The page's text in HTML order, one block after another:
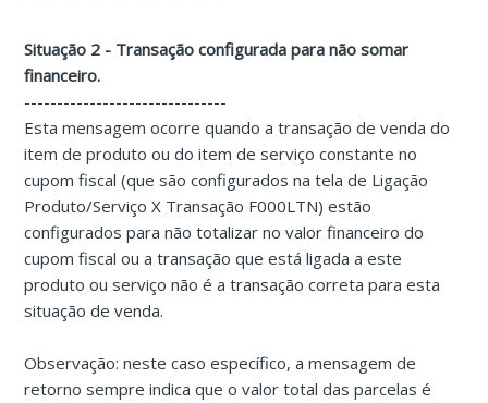
Situação 2 - Transação configurada para não somar
financeiro.
-------------------------------
Esta mensagem ocorre quando a transação de venda do
item de produto ou do item de serviço constante no
cupom fiscal (que são configurados na tela de Ligação
Produto/Serviço X Transação F000LTN) estão
configurados para não totalizar no valor financeiro do
cupom fiscal ou a transação que está ligada a este
produto ou serviço não é a transação correta para esta
situação de venda.
Observação: neste caso específico, a mensagem de
retorno sempre indica que o valor total das parcelas é